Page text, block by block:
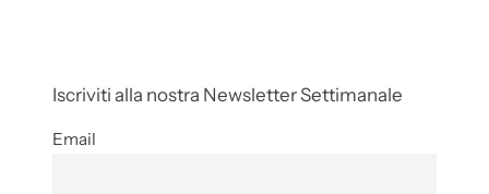
Iscriviti alla nostra Newsletter Settimanale
Email